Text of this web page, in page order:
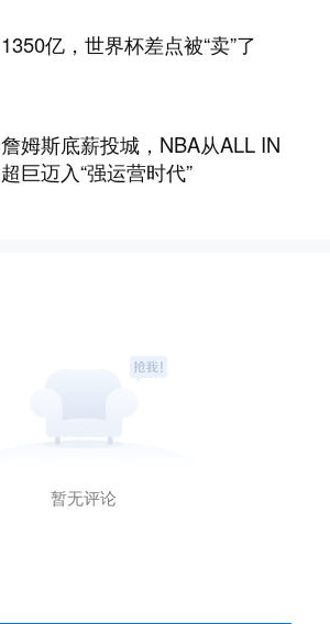
1350亿，世界杯差点被“卖”了
詹姆斯底薪投城，NBA从ALL IN
超巨迈入“强运营时代”
暂无评论